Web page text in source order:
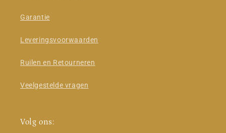
Garantie
Leveringsvoorwaarden
Ruilen en Retourneren
Veelgestelde vragen
Volg ons: